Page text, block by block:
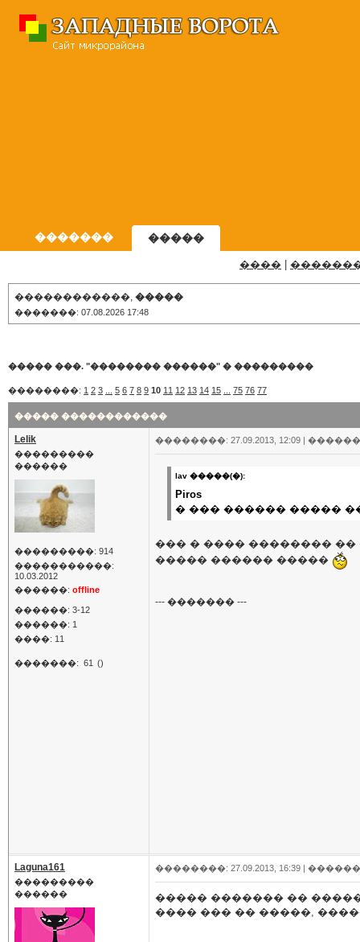
������� �����
����
������������, �����
�������: 07.08.2026 17:48
����� ���. "�������� ������" � ���������
��������: 1 2 3 5 6 7 8 9 10 11 12 13 14 15 75 76 77
����� ������������
Lelik
���������
������
���������: 914
�����������:
10.03.2012
������: offline
������: 3-12
������: 1
����: 11
�������: 61 ()
��������: 27.09.2013, 12:09 |
lav �����(�):
Piros
� ��� ������ �����
��� � ���� ��������
����� ������ �����
--- ������� ---
Laguna161
���������
������
��������: 27.09.2013, 16:39 |
����� ������� ��
���� ��� �� �����,